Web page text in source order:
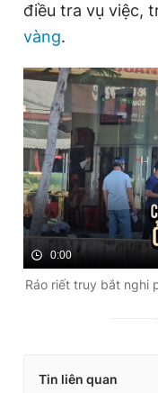
điều tra vụ việc,
vàng.
0:00
Ráo riết truy bắt nghi
Tin liên quan